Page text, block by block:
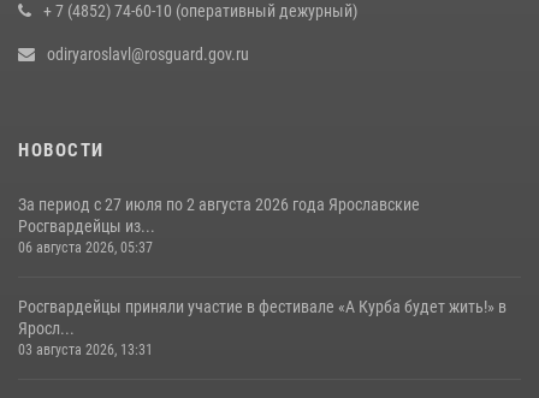
+ 7 (4852) 74-60-10 (оперативный дежурный)
odiryaroslavl@rosguard.gov.ru
НОВОСТИ
За период с 27 июля по 2 августа 2026 года Ярославские
Росгвардейцы из...
06 августа 2026, 05:37
Росгвардейцы приняли участие в фестивале «А Курба будет жить!» в
Яросл...
03 августа 2026, 13:31